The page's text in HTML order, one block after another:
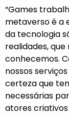
“Games
metaverso é a
da tecnologia
realidades,
conhecemos.
nossos
certeza que
necessárias
atores criativos